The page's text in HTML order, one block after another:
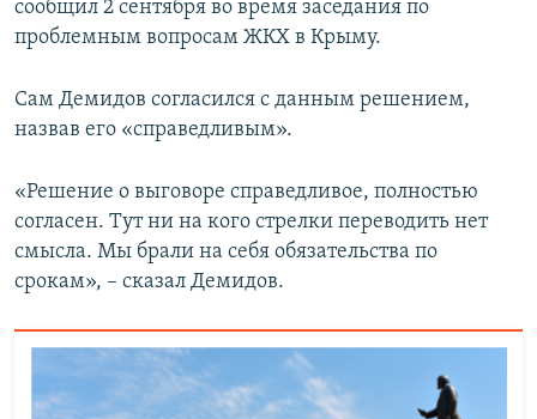
сообщил 2 сентября во время заседания по
проблемным вопросам ЖКХ в Крыму.
Сам Демидов согласился с данным решением,
назвав его «справедливым».
«Решение о выговоре справедливое, полностью
согласен. Тут ни на кого стрелки переводить нет
смысла. Мы брали на себя обязательства по
срокам», – сказал Демидов.